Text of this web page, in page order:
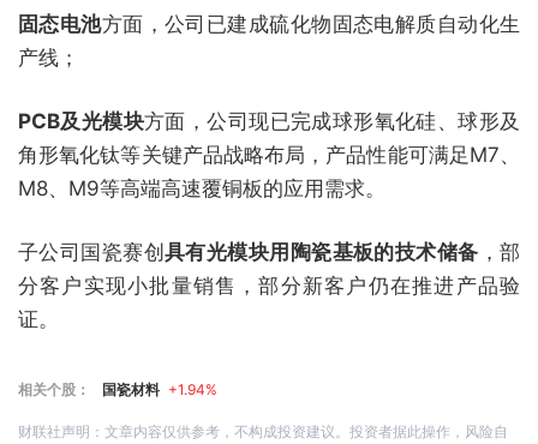
固态电池方面，公司已建成硫化物固态电解质自动化生
产线；
PCB及光模块方面，公司现已完成球形氧化硅、球形及
角形氧化钛等关键产品战略布局，产品性能可满足M7、
M8、M9等高端高速覆铜板的应用需求。
子公司国瓷赛创具有光模块用陶瓷基板的技术储备 ，部
分客户实现小批量销售，部分新客户仍在推进产品验
证。
相关个股： 国瓷材料 +1.94%
财联社声明：文章内容仅供参考，不构成投资建议。投资者据此操作，风险自